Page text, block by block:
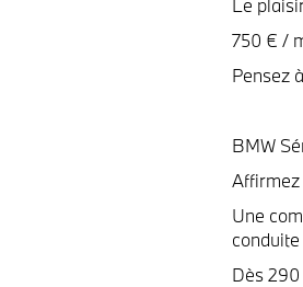
Le
750 € /
Pensez
BMW
Affirmez
Une
Dès